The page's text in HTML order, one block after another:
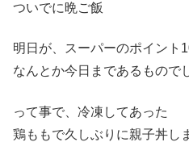
ついでに晩ご飯
明日が、スーパーのポイント
なんとか今日まであるもので
って事で、冷凍してあった
鶏ももで久しぶりに親子丼し